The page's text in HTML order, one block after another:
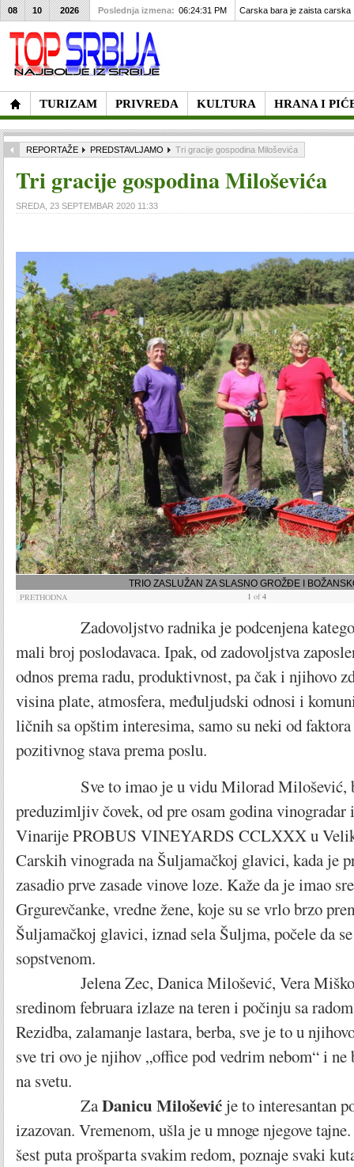
TURIZAM PRIVREDA KULTURA HRANA I
08 10 2026 Poslednja izmena: 06:24:31 PM Carska bara je zaista carska
REPORTAŽE PREDSTAVLJAMO Tri gracije gospodina Miloševića
Tri gracije gospodina Miloševića
SREDA, 23 SEPTEMBAR 2020 11:33
TRIO ZASLUŽAN ZA SLASNO GROŽĐE I
PRETHODNA 1 of4
Zadovoljstvo radnika je podcenjena
mali broj poslodavaca. Ipak, od zadovoljstva
odnos prema radu, produktivnost, pa čak i njihovo
visina plate, atmosfera, međuljudski odnosi i
ličnih sa opštim interesima, samo su neki od
pozitivnog stava prema poslu.
Sve to imao je u vidu Milorad Milošević,
preduzimljiv čovek, od pre osam godina
Vinarije PROBUS VINEYARDS CCLXXX u
Carskih vinograda na Šuljamačkoj glavici, kada je
zasadio prve zasade vinove loze. Kaže da je imao
Grgurevčanke, vredne žene, koje su se vrlo brzo
Šuljamačkoj glavici, iznad sela Šuljma, počele da
sopstvenom.
Jelena Zec, Danica Milošević, Vera
sredinom februara izlaze na teren i počinju sa
Rezidba, zalamanje lastara, berba, sve je to u
sve tri ovo je njihov „office pod vedrim nebom“ i ne
na svetu.
ZaDanicu Milošević je to interesantan
izazovan. Vremenom, ušla je u mnoge njegove
šest puta prošparta svakim redom, poznaje svaki